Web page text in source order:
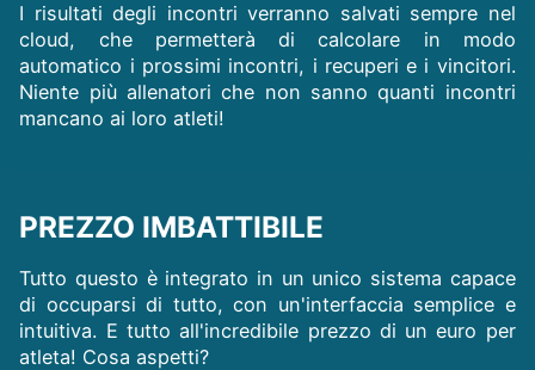
I risultati degli incontri verranno salvati sempre nel
cloud, che permetterà di calcolare in modo
automatico i prossimi incontri, i recuperi e i vincitori.
Niente più allenatori che non sanno quanti incontri
mancano ai loro atleti!
PREZZO IMBATTIBILE
Tutto questo è integrato in un unico sistema capace
di occuparsi di tutto, con un'interfaccia semplice e
intuitiva. E tutto all'incredibile prezzo di un euro per
atleta! Cosa aspetti?